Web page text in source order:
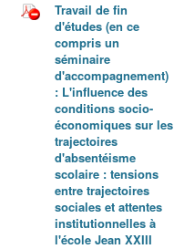
Travail de fin
d'études (en ce
compris un
séminaire
d'accompagnement)
: L'influence des
conditions socio-
économiques sur les
trajectoires
d'absentéisme
scolaire : tensions
entre trajectoires
sociales et attentes
institutionnelles à
l'école Jean XXIII